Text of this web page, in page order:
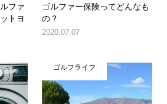
ファ
トヨ
ゴルファー保険ってどんなも
の？
2020.07.07
ゴルフライフ